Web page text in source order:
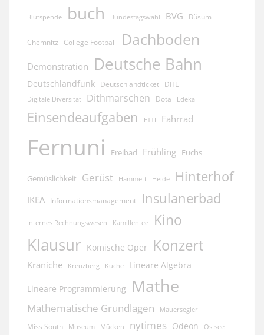
Blutspende buch Bundestagswahl BVG Büsum
Chemnitz College Football Dachboden
Demonstration Deutsche Bahn
Deutschlandfunk Deutschlandticket DHL
Digitale Diversität Dithmarschen Dota Edeka
Einsendeaufgaben ETTI Fahrrad
Fernuni Freibad Frühling Fuchs
Gemüslichkeit Gerüst Hammett Heide Hinterhof
IKEA Informationsmanagement Insulanerbad
Internes Rechnungswesen Kamillentee Kino
Klausur Komische Oper Konzert
Kraniche Kreuzberg Küche Lineare Algebra
Lineare Programmierung Mathe
Mathematische Grundlagen Mauersegler
Miss South Museum Mücken nytimes Odeon Ostsee